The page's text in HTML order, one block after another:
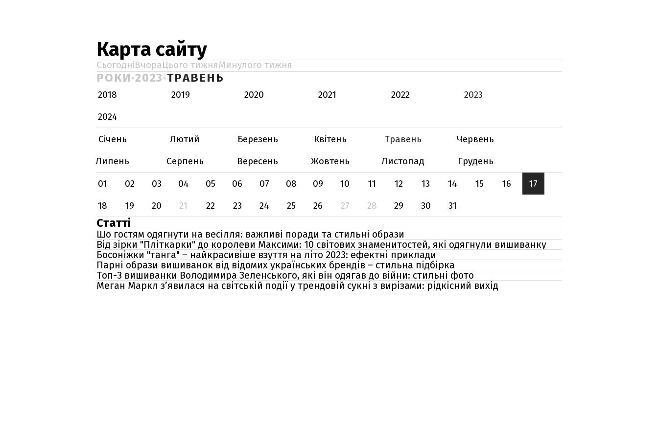
Карта сайту
СьогодніВчораЦього тижняМинулого тижня
РОКИ 2023 ТРАВЕНЬ
2018 2019 2020 2021 2022
2023
2024
Січень
Лютий Березень Квітень Травень
Червень
Липень
Серпень Вересень Жовтень Листопад
Грудень
01
02 03 04 05 06 07 08 09 10 11 12 13 14 15 16
17
18
19 20 21 22 23 24 25 26 27 28 29 30 31
Статті
Що гостям одягнути на весілля: важливі поради та стильні образи
Від зірки "Пліткарки" до королеви Максими: 10 світових знаменитостей, які одягнули вишиванку
Босоніжки "танга" – найкрасивіше взуття на літо 2023: ефектні приклади
Парні образи вишиванок від відомих українських брендів – стильна підбірка
Топ-3 вишиванки Володимира Зеленського, які він одягав до війни: стильні фото
Меган Маркл з’явилася на світській події у трендовій сукні з вирізами: рідкісний вихід